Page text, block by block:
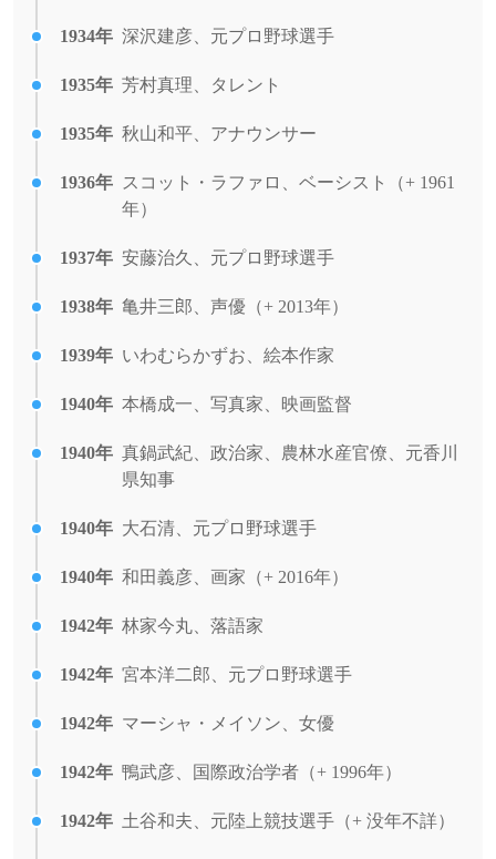
1934年 深沢建彦、元プロ野球選手
1935年 芳村真理、タレント
1935年 秋山和平、アナウンサー
1936年 スコット・ラファロ、ベーシスト（+ 1961
年）
1937年 安藤治久、元プロ野球選手
1938年 亀井三郎、声優（+ 2013年）
1939年 いわむらかずお、絵本作家
1940年 本橋成一、写真家、映画監督
1940年 真鍋武紀、政治家、農林水産官僚、元香川
県知事
1940年 大石清、元プロ野球選手
1940年 和田義彦、画家（+ 2016年）
1942年 林家今丸、落語家
1942年 宮本洋二郎、元プロ野球選手
1942年 マーシャ・メイソン、女優
1942年 鴨武彦、国際政治学者（+ 1996年）
1942年 土谷和夫、元陸上競技選手（+ 没年不詳）